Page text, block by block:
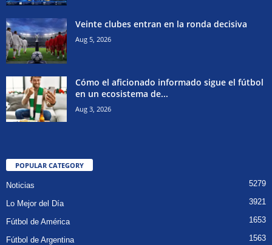
Veinte clubes entran en la ronda decisiva
Aug 5, 2026
Cómo el aficionado informado sigue el fútbol
en un ecosistema de...
Aug 3, 2026
POPULAR CATEGORY
Noticias 5279
Lo Mejor del Día 3921
Fútbol de América 1653
Fútbol de Argentina 1563